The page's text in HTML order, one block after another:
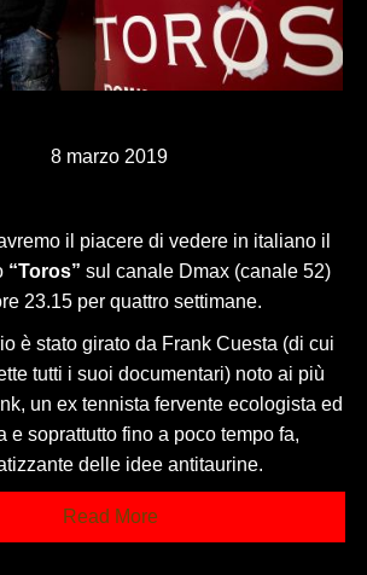
8 marzo 2019
il piacere di vedere in italiano il
“Toros” sul canale Dmax (canale 52)
23.15 per quattro settimane.
è stato girato da Frank Cuesta (di cui
tutti i suoi documentari) noto ai più
un ex tennista fervente ecologista ed
e soprattutto fino a poco tempo fa,
delle idee antitaurine.
Read More